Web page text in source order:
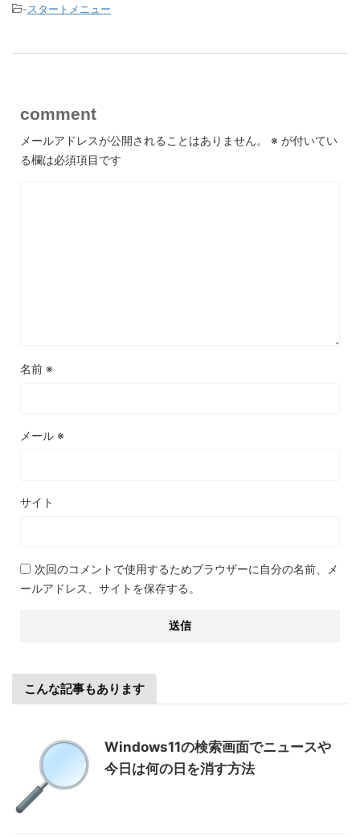
-スタートメニュー
comment
メールアドレスが公開されることはありません。 ※ が付いてい
る欄は必須項目です
名前 ※
メール ※
サイト
次回のコメントで使用するためブラウザーに自分の名前、メ
ールアドレス、サイトを保存する。
こんな記事もあります
Windows11の検索画面でニュースや
今日は何の日を消す方法